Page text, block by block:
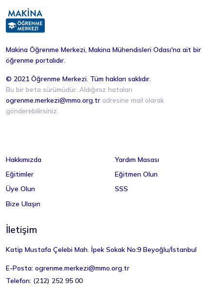
Makina Öğrenme Merkezi, Makina Mühendisleri Odası'na ait bir
öğrenme portalıdır.
© 2021 Öğrenme Merkezi. Tüm hakları saklıdır.
Bu bir beta sürümüdür. Aldığınız hataları
ogrenme.merkezi@mmo.org.tr adresine mail olarak
gönderebilirsiniz.
Hakkımızda
Eğitimler
Üye Olun
Bize Ulaşın
Yardım Masası
Eğitmen Olun
SSS
İletişim
Katip Mustafa Çelebi Mah. İpek Sokak No:9 Beyoğlu/İstanbul
E-Posta: ogrenme.merkezi@mmo.org.tr
Telefon: (212) 252 95 00